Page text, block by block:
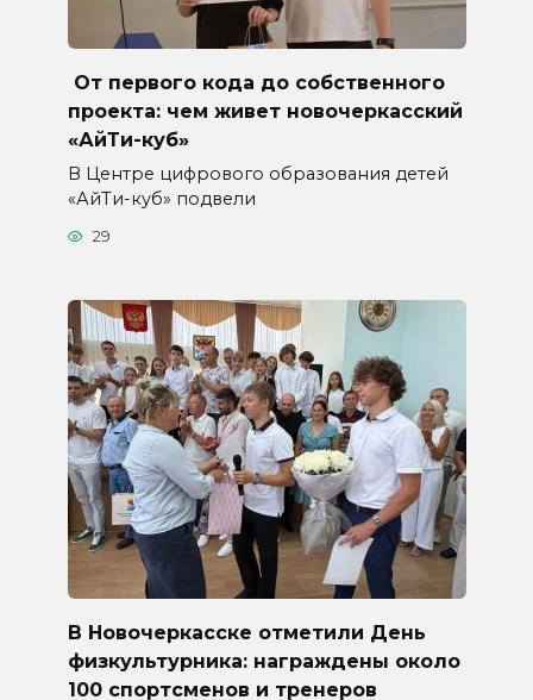
От первого кода до собственного
проекта: чем живет новочеркасский
«АйТи-куб»
В Центре цифрового образования детей
«АйТи-куб» подвели
29
В Новочеркасске отметили День
физкультурника: награждены около
100 спортсменов и тренеров